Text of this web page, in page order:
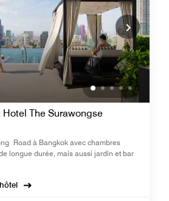
The Surawongse
Road à Bangkok avec chambres
longue durée, mais aussi jardin et bar